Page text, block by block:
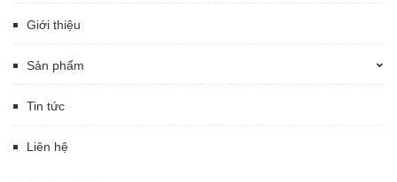
Giới thiệu
Sản phẩm
Tin tức
Liên hệ